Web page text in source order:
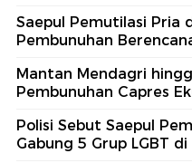
Saepul Pemutilasi Pria
Pembunuhan
Mantan Mendagri
Pembunuhan Capres
Polisi Sebut Saepul
Gabung 5 Grup LGBT di